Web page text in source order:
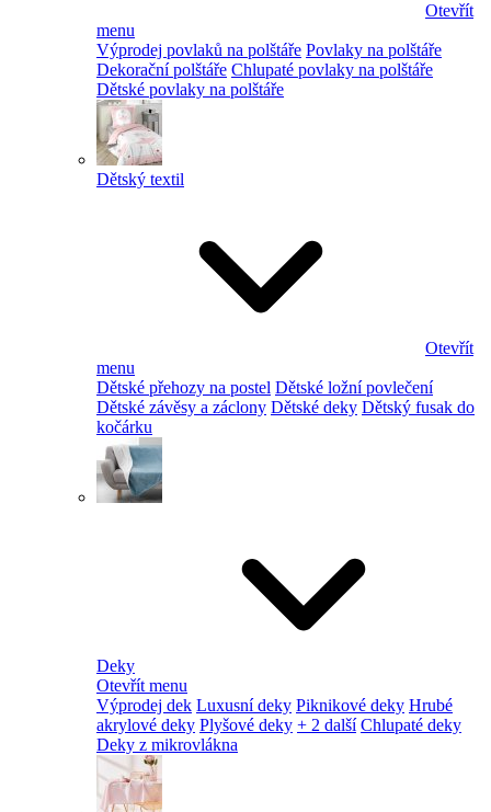
Otevřít
menu
Výprodej povlaků na polštáře Povlaky na polštáře
Dekorační polštáře Chlupaté povlaky na polštáře
Dětské povlaky na polštáře
Dětský textil
Otevřít
menu
Dětské přehozy na postel Dětské ložní povlečení
Dětské závěsy a záclony Dětské deky Dětský fusak do
kočárku
Deky
Otevřít menu
Výprodej dek Luxusní deky Piknikové deky Hrubé
akrylové deky Plyšové deky + 2 další Chlupaté deky
Deky z mikrovlákna